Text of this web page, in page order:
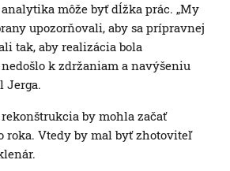
môže byť dĺžka prác. „My
upozorňovali, aby sa prípravnej
tak, aby realizácia bola
k zdržaniam a navýšeniu
Jerga.
rekonštrukcia by mohla začať
roka. Vtedy by mal byť zhotoviteľ